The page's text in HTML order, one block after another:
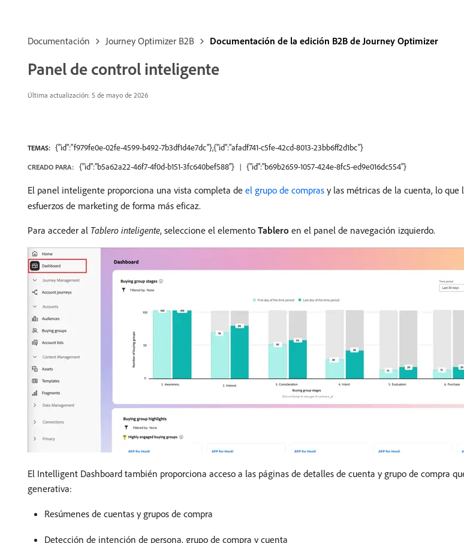
Documentación Journey Optimizer B2B Documentación de la edición B2B de Journey Optimizer
Panel de control inteligente
Última actualización: 5 de mayo de 2026
TEMAS: {"id":"f979fe0e-02fe-4599-b492-7b3df1d4e7dc"},{"id":"afadf741-c5fe-42cd-8013-23bb6ff2d1bc"}
CREADO PARA: {"id":"b5a62a22-46f7-4f0d-b151-3fc640bef588"} {"id":"b69b2659-1057-424e-8fc5-ed9e016dc554"}
El panel inteligente proporciona una vista completa de el grupo de compras y las métricas de la cuenta, lo que
esfuerzos de marketing de forma más eficaz.
Para acceder al Tablero inteligente, seleccione el elemento Tablero en el panel de navegación izquierdo.
El Intelligent Dashboard también proporciona acceso a las páginas de detalles de cuenta y grupo de compra
generativa:
Resúmenes de cuentas y grupos de compra
Detección de intención de persona, grupo de compra y cuenta